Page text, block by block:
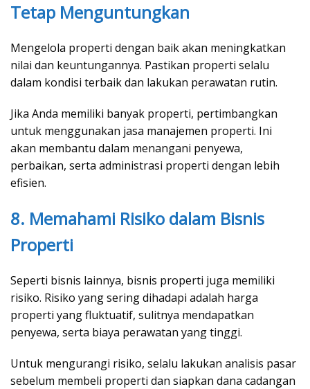
Tetap Menguntungkan
Mengelola properti dengan baik akan meningkatkan
nilai dan keuntungannya. Pastikan properti selalu
dalam kondisi terbaik dan lakukan perawatan rutin.
Jika Anda memiliki banyak properti, pertimbangkan
untuk menggunakan jasa manajemen properti. Ini
akan membantu dalam menangani penyewa,
perbaikan, serta administrasi properti dengan lebih
efisien.
8. Memahami Risiko dalam Bisnis
Properti
Seperti bisnis lainnya, bisnis properti juga memiliki
risiko. Risiko yang sering dihadapi adalah harga
properti yang fluktuatif, sulitnya mendapatkan
penyewa, serta biaya perawatan yang tinggi.
Untuk mengurangi risiko, selalu lakukan analisis pasar
sebelum membeli properti dan siapkan dana cadangan